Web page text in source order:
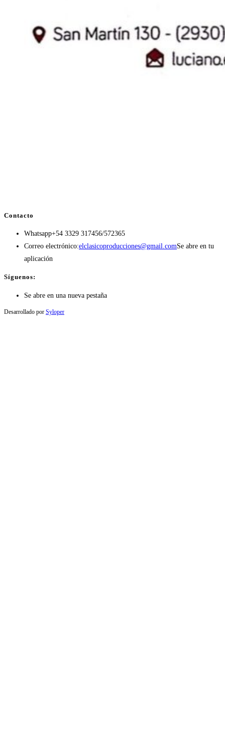
Contacto
Whatsapp+54 3329 317456/572365
Correo electrónico:elclasicoproducciones@gmail.comSe abre en tu
aplicación
Síguenos:
Se abre en una nueva pestaña
Desarrollado por Syloper